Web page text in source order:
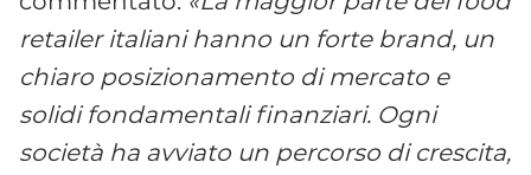
retailer italiani hanno un forte brand, un
chiaro posizionamento di mercato e
solidi fondamentali finanziari. Ogni
società ha avviato un percorso di crescita,